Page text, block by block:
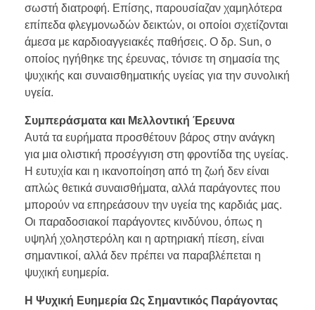
σωστή διατροφή. Επίσης, παρουσίαζαν χαμηλότερα
επίπεδα φλεγμονωδών δεικτών, οι οποίοι σχετίζονται
άμεσα με καρδιοαγγειακές παθήσεις. Ο δρ. Sun, ο
οποίος ηγήθηκε της έρευνας, τόνισε τη σημασία της
ψυχικής και συναισθηματικής υγείας για την συνολική
υγεία.
Συμπεράσματα και Μελλοντική Έρευνα
Αυτά τα ευρήματα προσθέτουν βάρος στην ανάγκη
για μια ολιστική προσέγγιση στη φροντίδα της υγείας.
Η ευτυχία και η ικανοποίηση από τη ζωή δεν είναι
απλώς θετικά συναισθήματα, αλλά παράγοντες που
μπορούν να επηρεάσουν την υγεία της καρδιάς μας.
Οι παραδοσιακοί παράγοντες κινδύνου, όπως η
υψηλή χοληστερόλη και η αρτηριακή πίεση, είναι
σημαντικοί, αλλά δεν πρέπει να παραβλέπεται η
ψυχική ευημερία.
Η Ψυχική Ευημερία Ως Σημαντικός Παράγοντας